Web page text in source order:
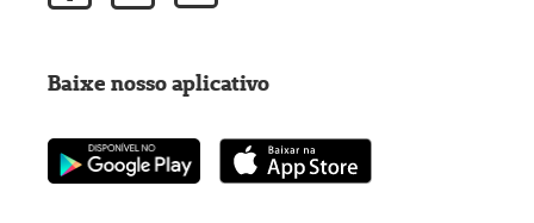
Baixe nosso aplicativo